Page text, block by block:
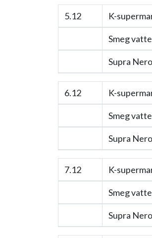
5.12 K-
Smeg
Supra
6.12 K-
Smeg
Supra
7.12 K-
Smeg
Supra